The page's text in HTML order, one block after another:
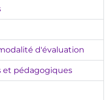
d'évaluation
et pédagogiques